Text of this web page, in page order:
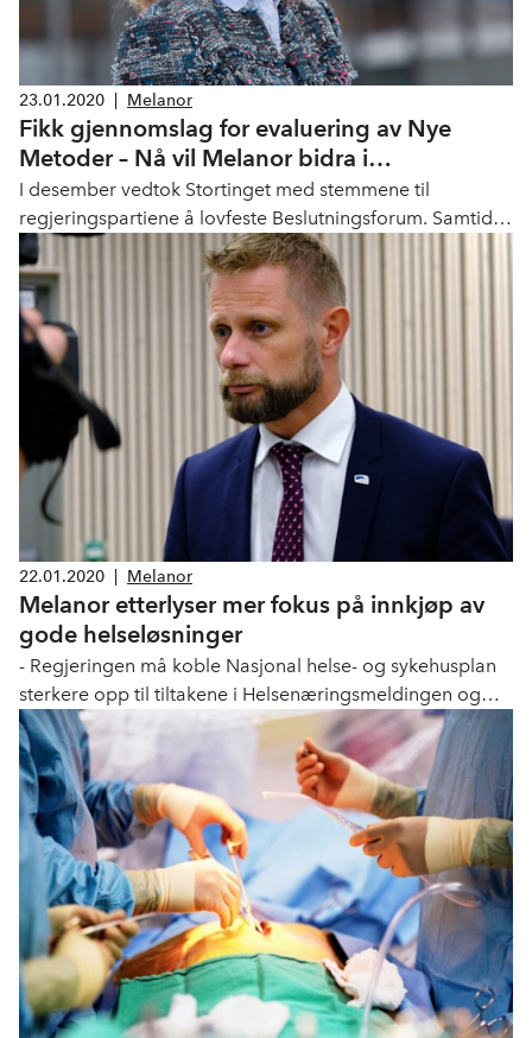
23.01.2020 Melanor
Fikk gjennomslag for evaluering av Nye
Metoder – Nå vil Melanor bidra i
evalueringen
I desember vedtok Stortinget med stemmene til
regjeringspartiene å lovfeste Beslutningsforum. Samtidig
vedtok Stortinget at systemet for Nye Metoder skal
evalueres. – Vi er fornøyde med at vi fikk gjennomslag for
at systemet for nye metoder skal evalueres og Melanor
ønsker å bidra aktivt i dette viktige arbeidet, sier
seniorrådgiver Henriette Ellefsen Jovik.
22.01.2020 Melanor
Melanor etterlyser mer fokus på innkjøp av
gode helseløsninger
- Regjeringen må koble Nasjonal helse- og sykehusplan
sterkere opp til tiltakene i Helsenæringsmeldingen og
stortingsmeldingen om smartere innkjøp. Samarbeid om
innovasjon og innkjøp av næringslivets løsninger er viktig
for utvikling av helsetjenesten og tilbudet til norske
pasienter.